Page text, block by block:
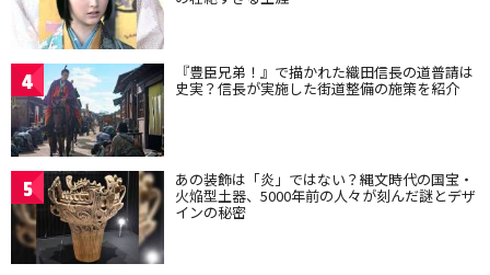
4 『豊臣兄弟！』で描かれた織田信長の道普請は
史実？信長が実施した街道整備の施策を紹介
5 あの装飾は「炎」ではない？縄文時代の国宝・
火焔型土器、5000年前の人々が刻んだ謎とデザ
インの秘密